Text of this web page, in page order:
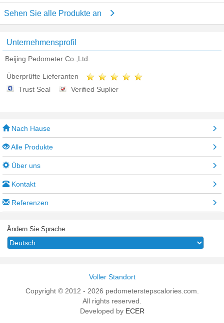
Sehen Sie alle Produkte an
Unternehmensprofil
Beijing Pedometer Co.,Ltd.
Überprüfte Lieferanten
Trust Seal
Verified Suplier
Nach Hause
Alle Produkte
Über uns
Kontakt
Referenzen
Ändern Sie Sprache
Voller Standort
Copyright © 2012 - 2026 pedometerstepscalories.com.
All rights reserved.
Developed by ECER